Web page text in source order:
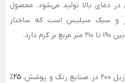
دمای بالا تولید می‌شود. محصول
و سبک سیلیس است که ساختار
دارد.
رنگ و پوشش،
۲۵٪